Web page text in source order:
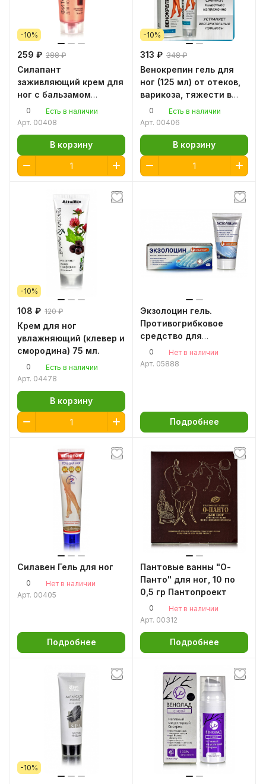
-10%
259 ₽ 288 ₽
Силапант
заживляющий крем для
ног с бальзамом
Шостаковского, 75мл.
Алтайская пантовая
0
Есть в наличии
Арт. 00408
В корзину
-10%
313 ₽ 348 ₽
Венокрепин гель для
ног (125 мл) от отеков,
варикоза, тяжести в
ногах, при судорогах
0
Есть в наличии
Арт. 00406
В корзину
-10%
108 ₽ 120 ₽
Крем для ног
увлажняющий (клевер и
смородина) 75 мл.
0
Есть в наличии
Арт. 04478
В корзину
Экзолоцин гель.
Противогрибковое
средство для
наружного применения,
30 мл
0
Нет в наличии
Арт. 05888
Подробнее
Силавен Гель для ног
0
Нет в наличии
Арт. 00405
Подробнее
Пантовые ванны "О-
Панто" для ног, 10 по
0,5 гр Пантопроект
0
Нет в наличии
Арт. 00312
Подробнее
-10%